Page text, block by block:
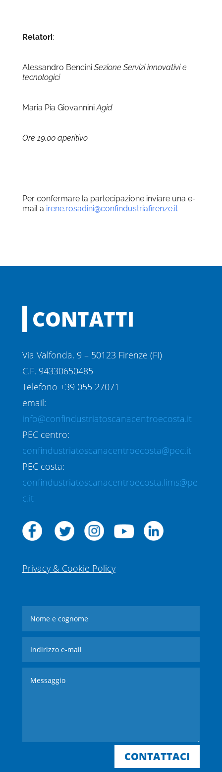
Relatori:
Alessandro Bencini Sezione Servizi innovativi e
tecnologici
Maria Pia GiovanniniAgid
Ore 19.00 aperitivo
Per confermare la partecipazione inviare una e-
mail a irene.rosadini@confindustriafirenze.it
CONTATTI
Via Valfonda, 9 – 50123 Firenze (FI)
C.F. 94330650485
Telefono +39 055 27071
email:
info@confindustriatoscanacentroecosta.it
PEC centro:
confindustriatoscanacentroecosta@pec.it
PEC costa:
confindustriatoscanacentroecosta.lims@pe
c.it
Privacy & Cookie Policy
CONTATTACI